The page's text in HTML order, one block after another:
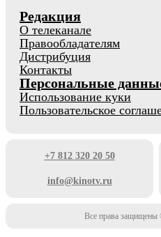
Редакция
О телеканале
Правообладателям
Дистрибуция
Контакты
Персональные
Использование куки
Пользовательское
+7 812 320 20 50
info@kinotv.ru
Все права защищены